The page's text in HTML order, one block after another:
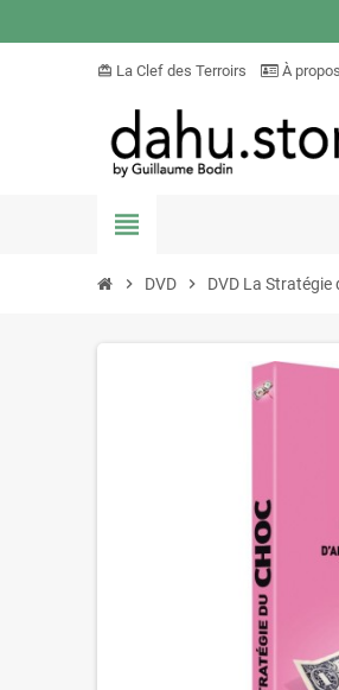
card_giftcard La Clef des Terroirs À
view_headline
chevron_right DVD chevron_right DVD La Stratégie